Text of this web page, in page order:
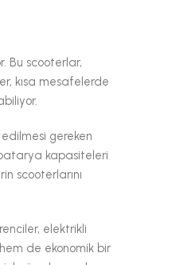
Bu scooterlar,
kısa mesafelerde
gereken
batarya kapasiteleri
scooterlarını
elektrikli
de ekonomik bir